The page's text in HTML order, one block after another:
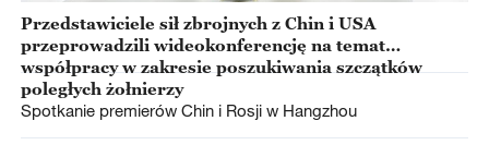
Przedstawiciele sił zbrojnych z Chin i USA
przeprowadzili wideokonferencję na temat
współpracy w zakresie poszukiwania szczątków
poległych żołnierzy
Spotkanie premierów Chin i Rosji w Hangzhou